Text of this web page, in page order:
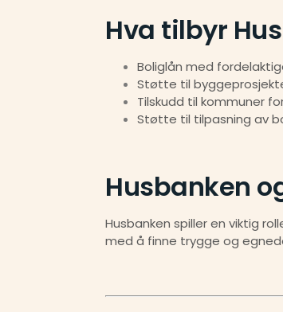
Hva tilbyr
Boliglån med
Støtte til
Tilskudd til kommuner
Støtte til tilpasning av
Husbanken
Husbanken spiller en viktig
med å finne trygge og